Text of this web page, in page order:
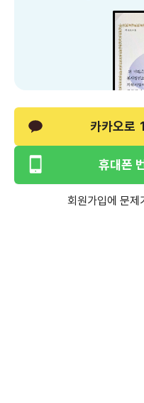
카카오로
휴대폰
회원가입에 문제